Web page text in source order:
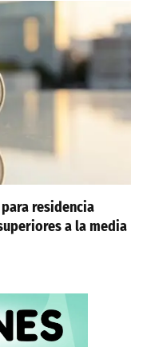
residencia
a la media